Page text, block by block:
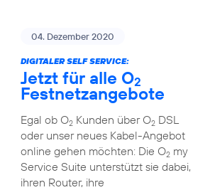
04. Dezember 2020
DIGITALER SELF SERVICE:
Jetzt für alle O2
Festnetzangebote
Egal ob O2Kunden über O2DSL
oder unser neues Kabel-Angebot
online gehen möchten: Die O2my
Service Suite unterstützt sie dabei,
ihren Router, ihre